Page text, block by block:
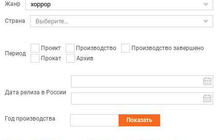
Жанр хоррор
Страна Выберите...
Период
Проект Производство
Производство завершено
Прокат
Архив
Дата релиза в России
Год производства Показать